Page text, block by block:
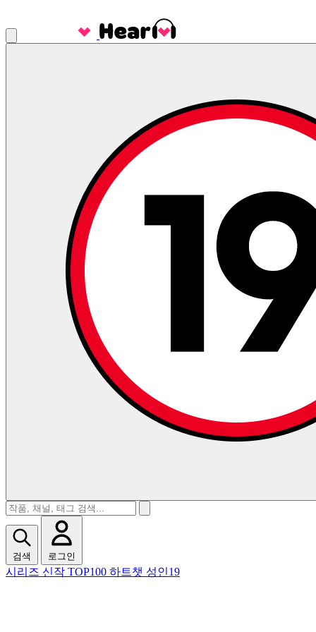
검색 로그인
시리즈 신작 TOP100 하트챗 성인19